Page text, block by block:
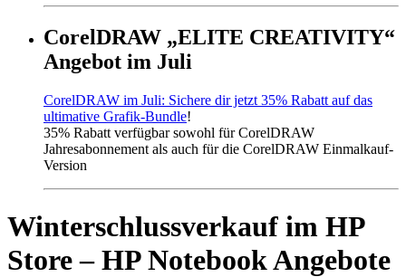
CorelDRAW „ELITE CREATIVITY“
Angebot im Juli
CorelDRAW im Juli: Sichere dir jetzt 35% Rabatt auf das
ultimative Grafik-Bundle!
35% Rabatt verfügbar sowohl für CorelDRAW
Jahresabonnement als auch für die CorelDRAW Einmalkauf-
Version
Winterschlussverkauf im HP
Store – HP Notebook Angebote